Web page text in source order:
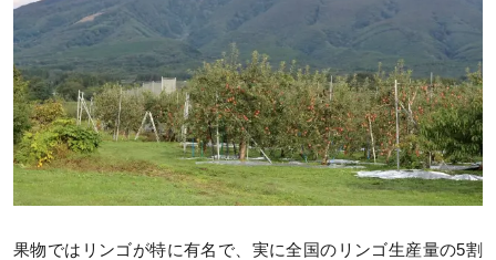
果物ではリンゴが特に有名で、実に全国のリンゴ生産量の5割